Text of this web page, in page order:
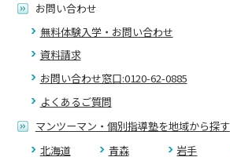
お問い合わせ
無料体験入学・お問い合わせ
資料請求
お問い合わせ窓口:0120-62-0885
よくあるご質問
マンツーマン・個別指導塾を地域から探す
北海道
青森 岩手